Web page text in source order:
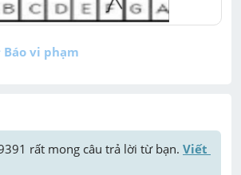
Báo vi phạm
rất mong câu trả lời từ bạn. Viết